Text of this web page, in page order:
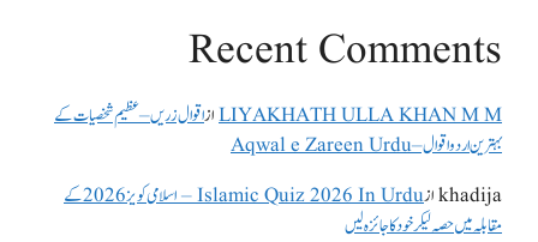
Recent Comments
LIYAKHATH ULLA KHAN M Mازاقوال زریں – عظیم شخصیات کے
بہترین اردو اقوال – Aqwal e Zareen Urdu
khadijaاز
Islamic Quiz 2026 In Urdu – اسلامی کویز 2026 کے
مقابلہ میں حصہ لیکر خود کا جائزہ لیں